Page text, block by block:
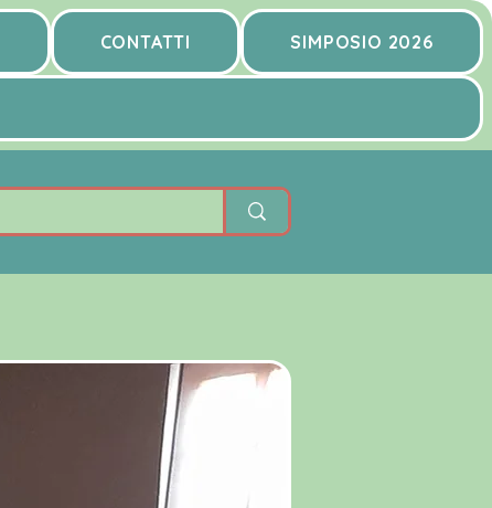
CONTATTI SIMPOSIO 2026